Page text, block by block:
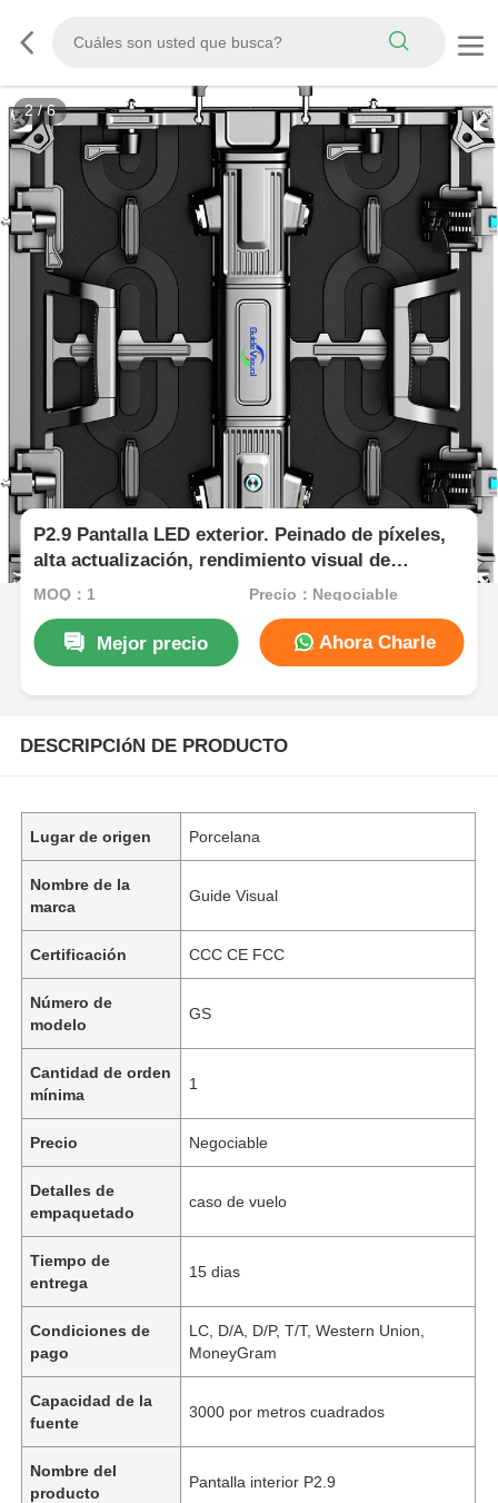
2/6
P2.9 Pantalla LED exterior. Peinado de píxeles,
alta actualización, rendimiento visual de
primera calidad.
MOQ：1 Precio：Negociable
Mejor precio Ahora Charle
DESCRIPCIóN DE PRODUCTO
Lugar de origen Porcelana
Nombre de la
marca
Guide Visual
Certificación CCC CE FCC
Número de
modelo
GS
Cantidad de orden
mínima
1
Precio Negociable
Detalles de
empaquetado
caso de vuelo
Tiempo de
entrega
15 dias
Condiciones de
pago
LC, D/A, D/P, T/T, Western Union,
MoneyGram
Capacidad de la
fuente
3000 por metros cuadrados
Nombre del
producto
Pantalla interior P2.9